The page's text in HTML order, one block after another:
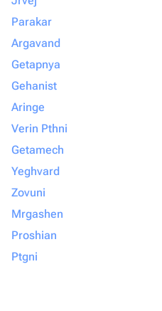
Parakar
Argavand
Getapnya
Gehanist
Aringe
Verin Pthni
Getamech
Yeghvard
Zovuni
Mrgashen
Proshian
Ptgni